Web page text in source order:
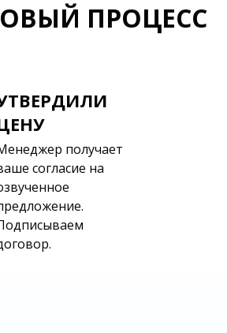
ПРОЦЕСС
получает
согласие на